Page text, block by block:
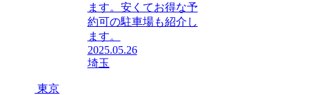
ます。安くてお得な予
約可の駐車場も紹介し
ます。
2025.05.26
埼玉
東京